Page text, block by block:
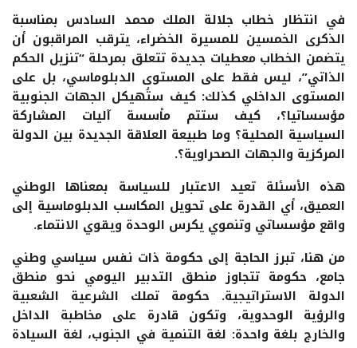
في انتظار خطاب جلالة الملك محمد السادس بمناسبة
الذكرى الخمسين للمسيرة الخضراء، يترقب المراقبون أن
يتضمن الخطاب معطيات جديدة تتعلق بمرحلة “تنزيل الحكم
الذاتي”، ليس فقط على المستوى الدبلوماسي، بل على
المستوى الداخلي كذلك: كيف ستُهيكل الجهات الجنوبية
مؤسساتيا؟، كيف ستتم مأسسة آليات المشاركة
السياسية المحلية؟ وما طبيعة العلاقة الجديدة بين الدولة
المركزية والجهات الصحراوية؟.
هذه الأسئلة تعيد الاعتبار للسياسة بمعناها الوطني
العميق، أي القدرة على تحويل المكاسب الدبلوماسية إلى
واقع مؤسساتي وتنموي يكرس الوحدة ويقوي الانتماء.
من هنا، تبرز الحاجة إلى حكومة ذات نفس سياسي وطني
جامع، حكومة تتجاوز منطق التدبير اليومي نحو منطق
الدولة الاستراتيجية. حكومة تملك الشرعية الشعبية
والرؤية الوحدوية، وتكون قادرة على مخاطبة الداخل
والخارج بلغة واحدة: لغة التنمية في الجنوب، لغة السيادة